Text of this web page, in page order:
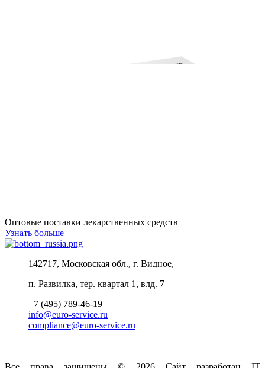
Оптовые поставки лекарственных средств
Узнать больше
142717, Московская обл., г. Видное,
п. Развилка, тер. квартал 1, влд. 7
+7 (495) 789-46-19
info@euro-service.ru
compliance@euro-service.ru